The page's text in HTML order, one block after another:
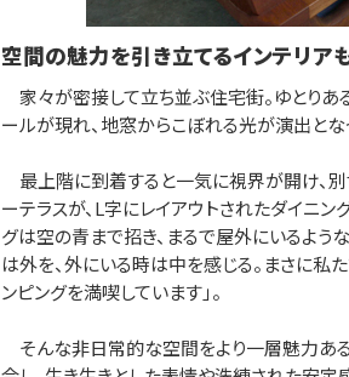
空間の魅力を引き立てるインテリア
家々が密接して立ち並ぶ住宅街。ゆとり
ールが現れ、地窓からこぼれる光が演出とな
最上階に到着すると一気に視界が開け、別
ーテラスが、L字にレイアウトされたダイニ
グは空の青まで招き、まるで屋外にいるよう
は外を、外にいる時は中を感じる。まさに私
ンピングを満喫しています」。
そんな非日常的な空間をより一層魅力あ